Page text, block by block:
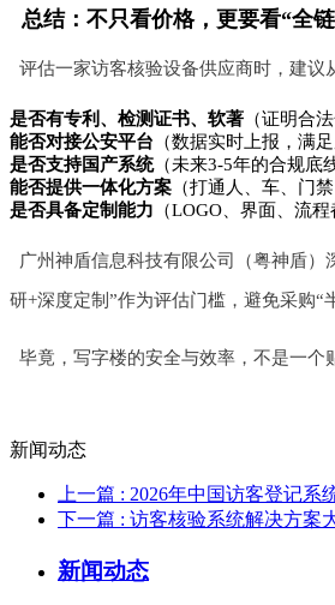
总结：不只看价格，更要看“全
评估一家访客核验设备供应商时，建议
是否有专利、检测证书、软著 （证明合
能否对接公安平台 （数据实时上报，满
是否支持国产系统（未来3-5年的合规底
能否提供一体化方案 （打通人、车、门
是否具备定制能力 （LOGO、界面、流
广州神盾信息科技有限公司（粤神盾
研+深度定制”作为评估门槛，避免采购“
毕竟，写字楼的安全与效率，不是一个
新闻动态
上一篇 : 2026年中国访客登记系
下一篇 : 访客核验系统解决方案
新闻动态